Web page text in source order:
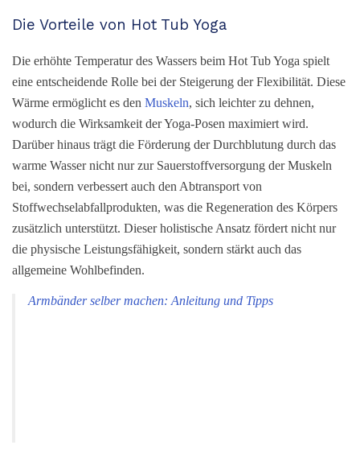
Die Vorteile von Hot Tub Yoga
Die erhöhte Temperatur des Wassers beim Hot Tub Yoga spielt
eine entscheidende Rolle bei der Steigerung der Flexibilität. Diese
Wärme ermöglicht es den Muskeln, sich leichter zu dehnen,
wodurch die Wirksamkeit der Yoga-Posen maximiert wird.
Darüber hinaus trägt die Förderung der Durchblutung durch das
warme Wasser nicht nur zur Sauerstoffversorgung der Muskeln
bei, sondern verbessert auch den Abtransport von
Stoffwechselabfallprodukten, was die Regeneration des Körpers
zusätzlich unterstützt. Dieser holistische Ansatz fördert nicht nur
die physische Leistungsfähigkeit, sondern stärkt auch das
allgemeine Wohlbefinden.
Armbänder selber machen: Anleitung und Tipps